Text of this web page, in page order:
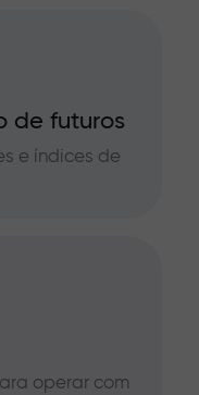
de futuros
e índices de
operar com